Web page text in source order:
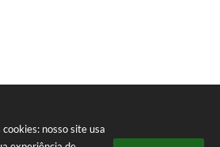
nosso site usa